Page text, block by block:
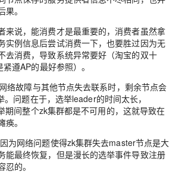
。
来说，能消费才是最重要的，消费者虽然拿
实例信息后尝试消费一下，也要胜过因为无
去消费，导致系统异常要好（淘宝的双十
遵AP的最好参照）。
络故障与其他节点失去联系时，剩余节点会
问题在于，选举leader的时间太长，
期间整个zk集群都是不可用的，这就导致在
。
为网络问题使得zk集群失去master节点是大
能最终恢复，但是漫长的选举事件导致注册
的。